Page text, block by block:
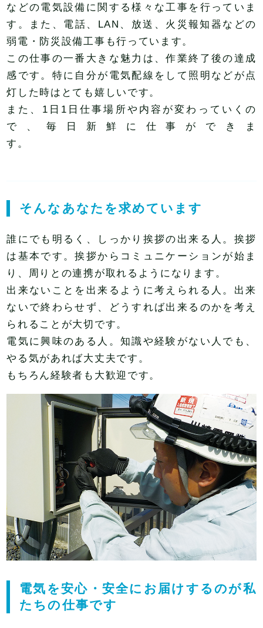
などの電気設備に関する様々な工事を行っていま
す。また、電話、LAN、放送、火災報知器などの
弱電・防災設備工事も行っています。
この仕事の一番大きな魅力は、作業終了後の達成
感です。特に自分が電気配線をして照明などが点
灯した時はとても嬉しいです。
また、1日1日仕事場所や内容が変わっていくの
で、毎日新鮮に仕事ができま
す。
そんなあなたを求めています
誰にでも明るく、しっかり挨拶の出来る人。挨拶
は基本です。挨拶からコミュニケーションが始ま
り、周りとの連携が取れるようになります。
出来ないことを出来るように考えられる人。出来
ないで終わらせず、どうすれば出来るのかを考え
られることが大切です。
電気に興味のある人。知識や経験がない人でも、
やる気があれば大丈夫です。
もちろん経験者も大歓迎です。
電気を安心・安全にお届けするのが私
たちの仕事です